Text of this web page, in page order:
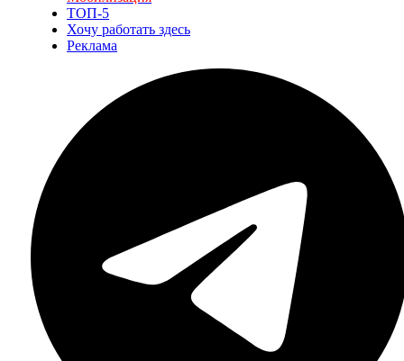
ТОП-5
Хочу работать здесь
Реклама